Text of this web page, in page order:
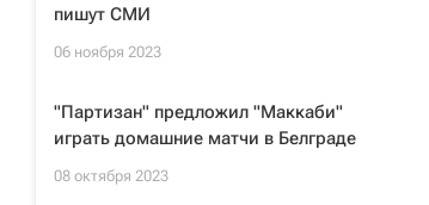
пишут СМИ
06 ноября 2023
"Партизан" предложил "Маккаби"
играть домашние матчи в Белграде
08 октября 2023